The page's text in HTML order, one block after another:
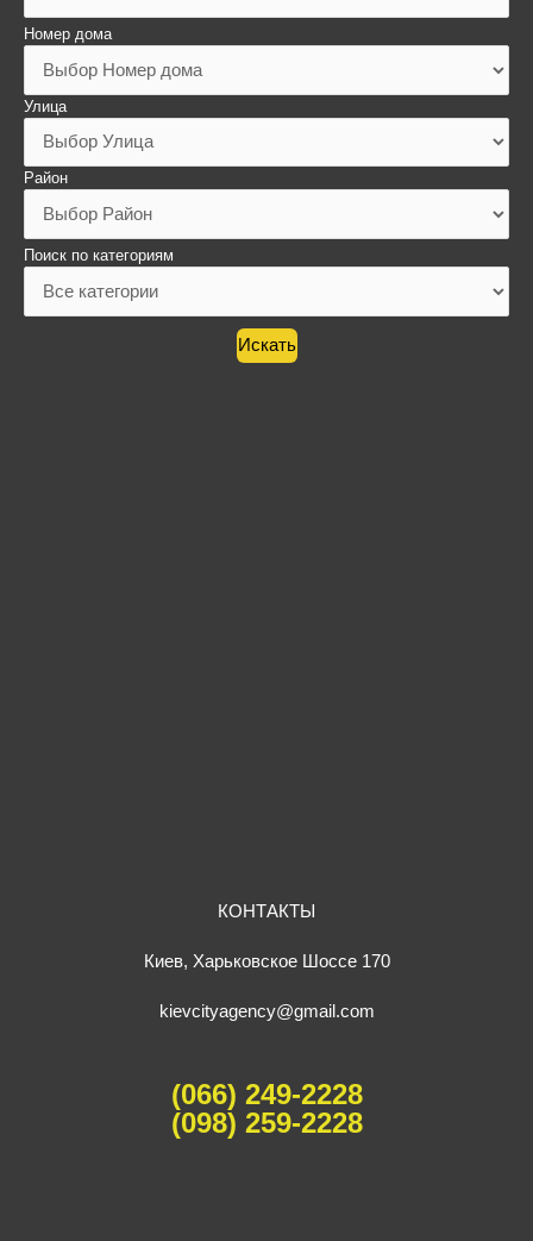
Номер дома
Улица
Район
Поиск по категориям
КОНТАКТЫ
Киев, Харьковское Шоссе 170
kievcityagency@gmail.com
(066) 249-2228
(098) 259-2228